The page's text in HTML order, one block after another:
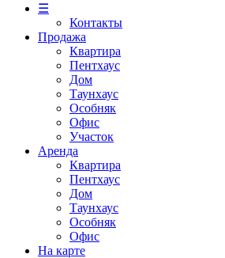
☰
Контакты
Продажа
Квартира
Пентхаус
Дом
Таунхаус
Особняк
Офис
Участок
Аренда
Квартира
Пентхаус
Дом
Таунхаус
Особняк
Офис
На карте